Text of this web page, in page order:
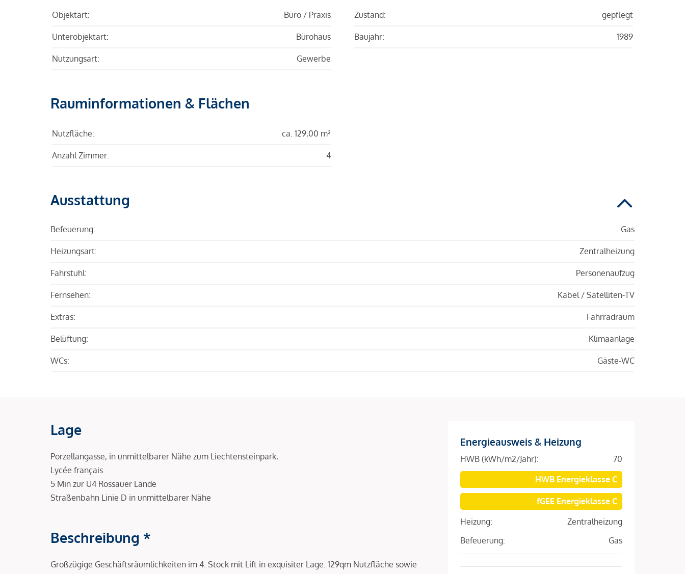
Objektart: Büro / Praxis
Unterobjektart: Bürohaus
Nutzungsart: Gewerbe
Zustand: gepflegt
Baujahr: 1989
Rauminformationen & Flächen
Nutzfläche: ca. 129,00 m²
Anzahl Zimmer: 4
Ausstattung
Befeuerung: Gas
Heizungsart: Zentralheizung
Fahrstuhl: Personenaufzug
Fernsehen: Kabel / Satelliten-TV
Extras: Fahrradraum
Belüftung: Klimaanlage
WCs: Gäste-WC
Lage
Porzellangasse, in unmittelbarer Nähe zum Liechtensteinpark,
Lycée français
5 Min zur U4 Rossauer Lände
Straßenbahn Linie D in unmittelbarer Nähe
Beschreibung *
Großzügige Geschäftsräumlichkeiten im 4. Stock mit Lift in exquisiter Lage. 129qm Nutzfläche sowie
Energieausweis & Heizung
HWB (kWh/m2/Jahr):
70
HWB Energieklasse C
fGEE Energieklasse C
Heizung:
Zentralheizung
Befeuerung:
Gas